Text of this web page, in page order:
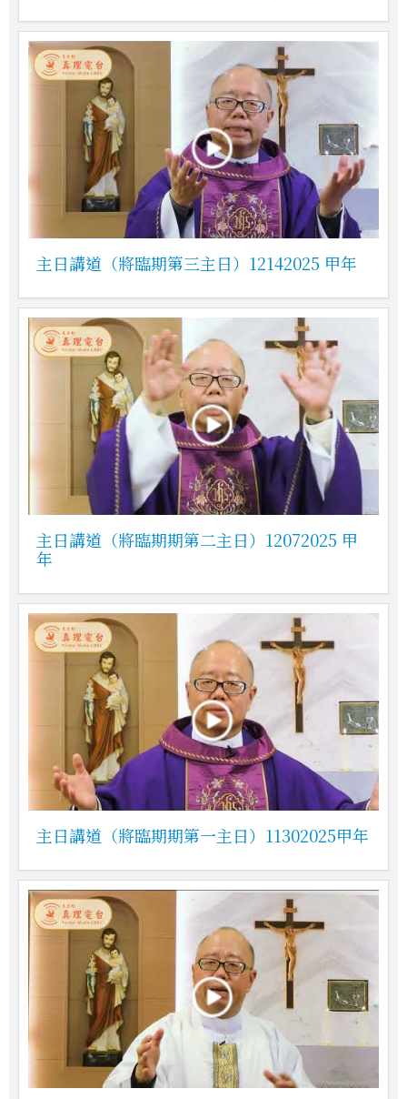
主日講道（將臨期第三主日）12142025 甲年
主日講道（將臨期期第二主日）12072025 甲
年
主日講道（將臨期期第一主日）11302025甲年